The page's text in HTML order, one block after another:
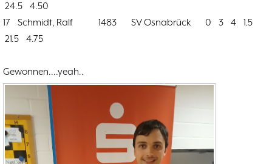
24.5 4.50
17 Schmidt, Ralf 1483 SV Osnabrück 0 3 4 1.5
21.5 4.75
Gewonnen....yeah..